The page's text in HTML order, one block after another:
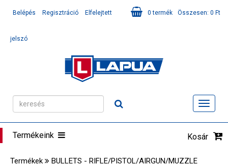
Összesen: 0 Ft
0 termék
Belépés Regisztráció Elfelejtett
jelszó
Termékeink Kosár
Termékek
BULLETS - RIFLE/PISTOL/AIRGUN/MUZZLE